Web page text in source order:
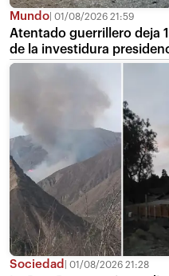
Mundo 01/08/2026 21:59
Atentado guerrillero deja
de la investidura
Sociedad 01/08/2026 21:28